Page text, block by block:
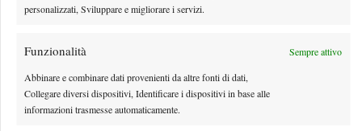
personalizzati, Sviluppare e migliorare i servizi.
Funzionalità Sempre attivo
Abbinare e combinare dati provenienti da altre fonti di dati,
Collegare diversi dispositivi, Identificare i dispositivi in base alle
informazioni trasmesse automaticamente.
Le sensazioni di Darderi alla vigilia della sua seconda finale consecutiva a
Luca Innocenti18 Luglio 2026